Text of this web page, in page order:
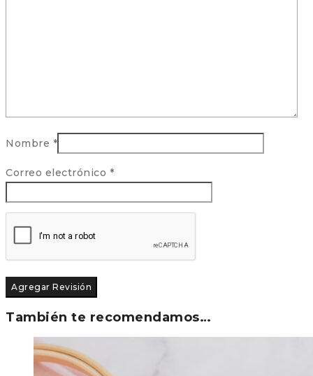
Nombre *
Correo electrónico *
También te recomendamos…